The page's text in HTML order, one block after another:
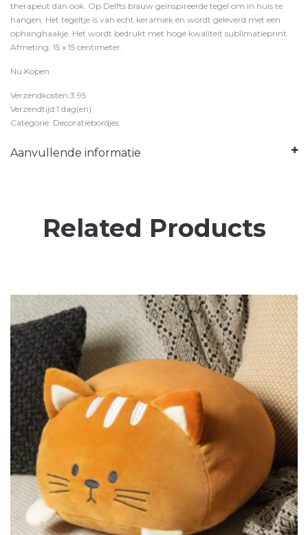
therapeut dan ook. Op Delfts blauw geïnspireerde tegel om in huis te
hangen. Het tegeltje is van echt keramiek en wordt geleverd met een
ophanghaakje. Het wordt bedrukt met hoge kwaliteit sublimatieprint.
Afmeting: 15 x 15 centimeter.
Nu Kopen
Verzendkosten:3.95
Verzendtijd:1 dag(en)
Categorie: Decoratiebordjes
Aanvullende informatie
Related Products